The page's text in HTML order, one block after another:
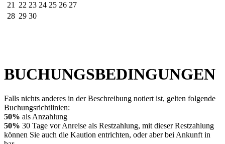
21
22 23 24 25 26 27
28 29 30
BUCHUNGSBEDINGUNGEN
Falls nichts anderes in der Beschreibung notiert ist, gelten folgende
Buchungsrichtlinien:
50% als Anzahlung
50% 30 Tage vor Anreise als Restzahlung, mit dieser Restzahlung
können Sie auch die Kaution entrichten, oder aber bei Ankunft in